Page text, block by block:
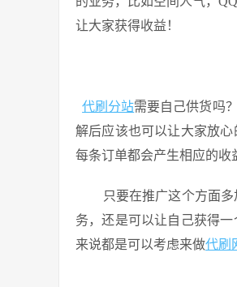
让大家获得收益！
代刷分站需要自己供货吗
解后应该也可以让大家放
每条订单都会产生相应的收
只要在推广这个方面多
务，还是可以让自己获得
来说都是可以考虑来做代刷